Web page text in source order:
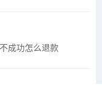
成功怎么退款